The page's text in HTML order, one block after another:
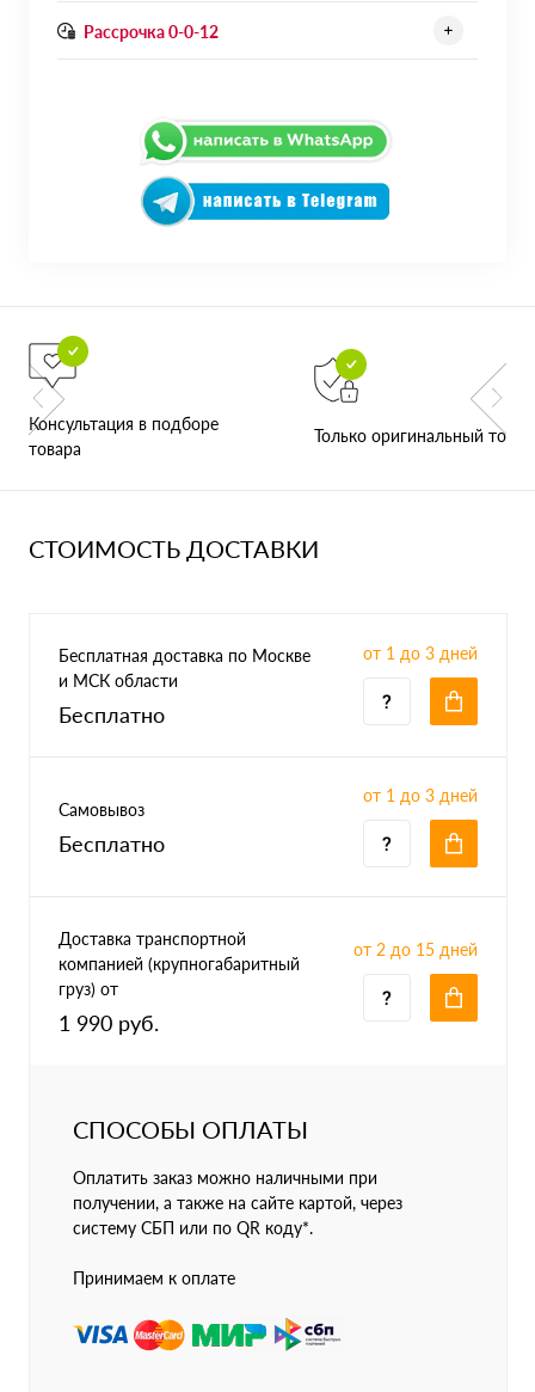
Рассрочка 0-0-12
Консультация в подборе
товара
Только оригинальный товар
СТОИМОСТЬ ДОСТАВКИ
Бесплатная доставка по Москве
и МСК области
Бесплатно
от 1 до 3 дней
Самовывоз
Бесплатно
от 1 до 3 дней
Доставка транспортной
компанией (крупногабаритный
груз) от
1 990 руб.
от 2 до 15 дней
СПОСОБЫ ОПЛАТЫ
Оплатить заказ можно наличными при
получении, а также на сайте картой, через
систему СБП или по QR коду*.
Принимаем к оплате